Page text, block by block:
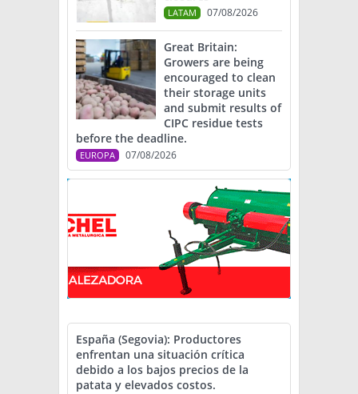
LATAM 07/08/2026
Great Britain:
Growers are being
encouraged to clean
their storage units
and submit results of
CIPC residue tests
before the deadline.
EUROPA 07/08/2026
España (Segovia): Productores
enfrentan una situación crítica
debido a los bajos precios de la
patata y elevados costos.